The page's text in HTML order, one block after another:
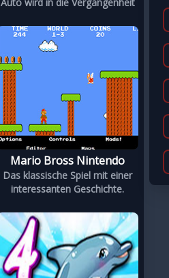
Mario Bross Nintendo
Das klassische Spiel mit einer
interessanten Geschichte.